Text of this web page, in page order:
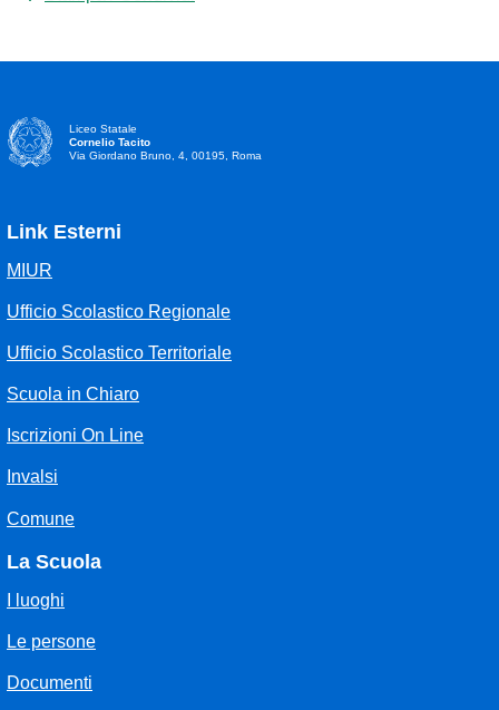
Liceo Statale
Cornelio Tacito
Via Giordano Bruno, 4, 00195, Roma
Link Esterni
MIUR
Ufficio Scolastico Regionale
Ufficio Scolastico Territoriale
Scuola in Chiaro
Iscrizioni On Line
Invalsi
Comune
La Scuola
I luoghi
Le persone
Documenti